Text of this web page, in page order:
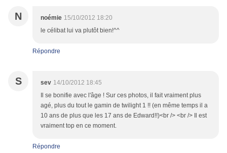
N noémie 15/10/2012 18:20
le célibat lui va plutôt bien!^^
Répondre
S sev 14/10/2012 18:45
Il se bonifie avec l'âge ! Sur ces photos, il fait vraiment plus
agé, plus du tout le gamin de twilight 1 !! (en même temps il a
10 ans de plus que les 17 ans de Edward!!)<br /> <br /> Il est
vraiment top en ce moment.
Répondre